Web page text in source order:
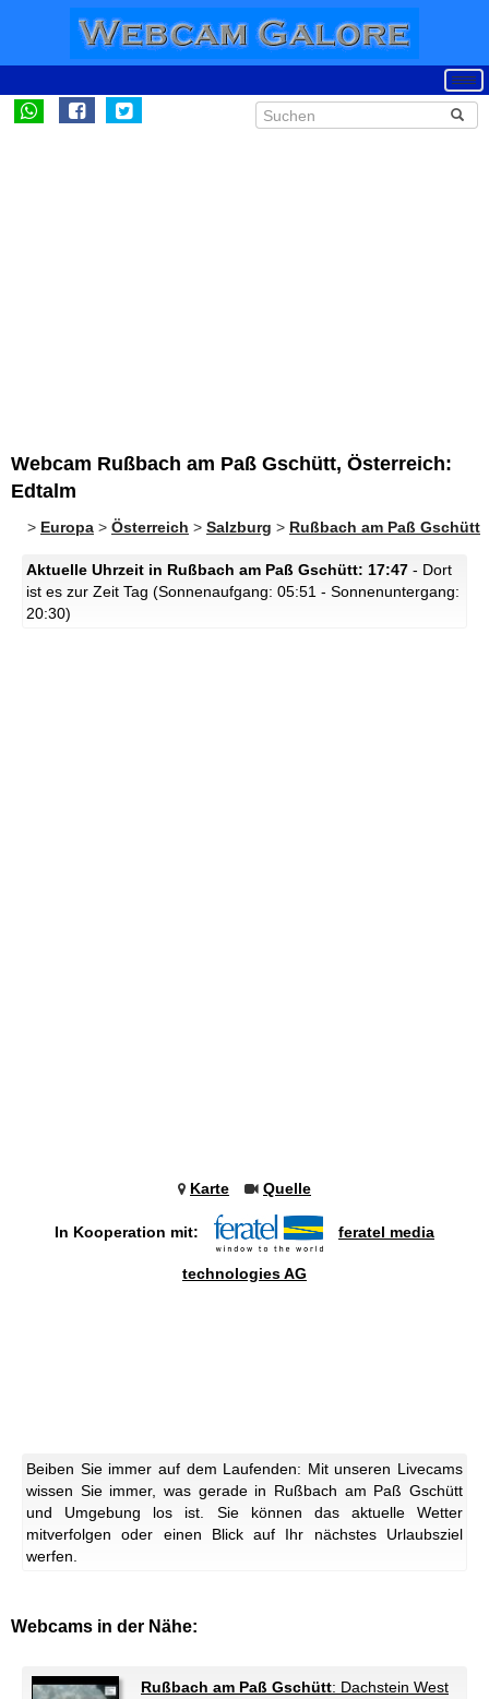
Webcam Rußbach am Paß Gschütt, Österreich:
Edtalm
> Europa > Österreich > Salzburg > Rußbach am Paß Gschütt
Aktuelle Uhrzeit in Rußbach am Paß Gschütt: 17:47 - Dort
ist es zur Zeit Tag (Sonnenaufgang: 05:51 - Sonnenuntergang:
20:30)
Karte Quelle
In Kooperation mit: feratel media
technologies AG
Beiben Sie immer auf dem Laufenden: Mit unseren Livecams
wissen Sie immer, was gerade in Rußbach am Paß Gschütt
und Umgebung los ist. Sie können das aktuelle Wetter
mitverfolgen oder einen Blick auf Ihr nächstes Urlaubsziel
werfen.
Webcams in der Nähe:
Rußbach am Paß Gschütt: Dachstein West